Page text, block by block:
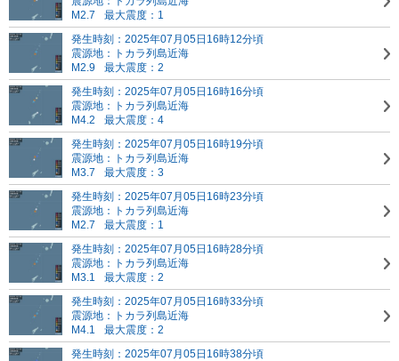
M2.7
最大震度：1
発生時刻：2025年07月05日16時12分頃
震源地：トカラ列島近海
M2.9
最大震度：2
発生時刻：2025年07月05日16時16分頃
震源地：トカラ列島近海
M4.2
最大震度：4
発生時刻：2025年07月05日16時19分頃
震源地：トカラ列島近海
M3.7
最大震度：3
発生時刻：2025年07月05日16時23分頃
震源地：トカラ列島近海
M2.7
最大震度：1
発生時刻：2025年07月05日16時28分頃
震源地：トカラ列島近海
M3.1
最大震度：2
発生時刻：2025年07月05日16時33分頃
震源地：トカラ列島近海
M4.1
最大震度：2
発生時刻：2025年07月05日16時38分頃